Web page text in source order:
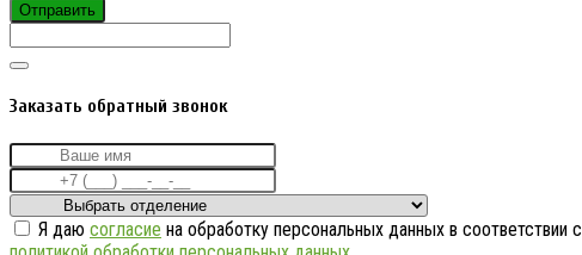
Отправить
Заказать обратный звонок
Я даю согласие на обработку персональных данных в соответствии с